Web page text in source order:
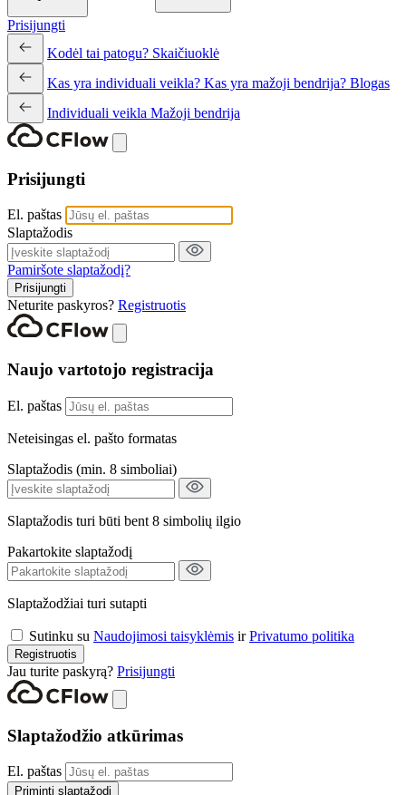
Prisijungti
Kodėl tai patogu? Skaičiuoklė
Kas yra individuali veikla? Kas yra mažoji bendrija? Blogas
Individuali veikla Mažoji bendrija
Prisijungti
El. paštas
Slaptažodis
Pamiršote slaptažodį?
Prisijungti
Neturite paskyros? Registruotis
Naujo vartotojo registracija
El. paštas
Neteisingas el. pašto formatas
Slaptažodis (min. 8 simboliai)
Slaptažodis turi būti bent 8 simbolių ilgio
Pakartokite slaptažodį
Slaptažodžiai turi sutapti
Sutinku su Naudojimosi taisyklėmis irPrivatumo politika
Registruotis
Jau turite paskyrą? Prisijungti
Slaptažodžio atkūrimas
El. paštas
Priminti slaptažodį